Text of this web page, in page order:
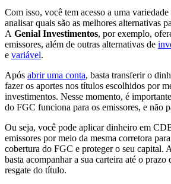
Com isso, você tem acesso a uma
analisar quais são as melhores alternativas
A Genial Investimentos, por exemplo,
emissores, além de outras alternativas de
e variável.
Após abrir uma conta, basta transferir o
fazer os aportes nos títulos escolhidos por
investimentos. Nesse momento, é
do FGC funciona para os emissores, e não
Ou seja, você pode aplicar dinheiro em
emissores por meio da mesma corretora
cobertura do FGC e proteger o seu capital.
basta acompanhar a sua carteira até o
resgate do título.